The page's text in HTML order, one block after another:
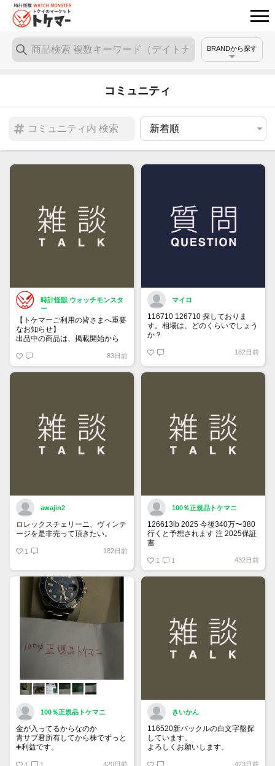
BRANDから探す
コミュニティ
時計怪獣 ウォッチモンスタ
ー
【トケマーご利用の皆さまへ重要
なお知らせ】
出品中の商品は、掲載開始から
「下書き」へ戻ります。
トップページでお気に入り登録が
83日前
マイロ
116710 126710 探しておりま
す。相場は、どのくらいでしょう
か？
162日前
awajin2
ロレックスチェリーニ、ヴィンテ
ージを是非売って頂きたい。
1 182日前
100％正規品トケマニ
126613lb 2025 今後340万〜380
行くと予想されます 注 2025保証
書
2025/ @Watch_Monster_より
1 1 432日前
100％正規品トケマニ
金が入ってるからなのか
青サブ君所有してから株でずっと
➕利益です。
420日前
きいかん
116520新バックルの白文字盤探
しています。
よろしくお願いします。
423日前